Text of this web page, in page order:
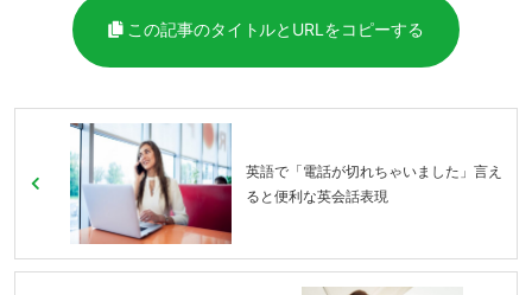
この記事のタイトルとURLをコピーする
英語で「電話が切れちゃいました」言え
ると便利な英会話表現